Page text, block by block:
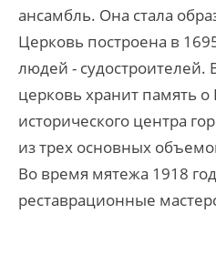
ансамбль. Она стала
Церковь построена в
людей - судостроителей.
церковь хранит память
исторического центра
из трех основных
Во время мятежа 1918
реставрационные